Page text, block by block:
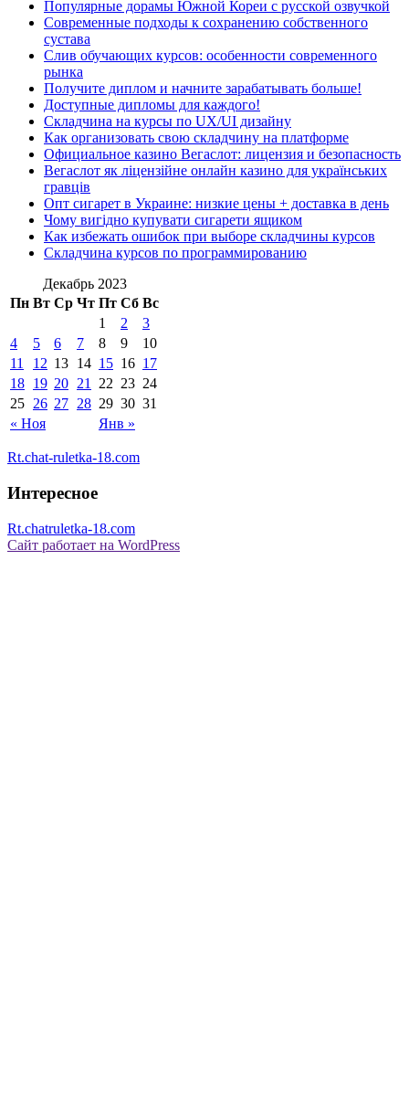
Популярные дорамы Южной Кореи с русской озвучкой
Современные подходы к сохранению собственного
сустава
Слив обучающих курсов: особенности современного
рынка
Получите диплом и начните зарабатывать больше!
Доступные дипломы для каждого!
Складчина на курсы по UX/UI дизайну
Как организовать свою складчину на платформе
Официальное казино Вегаслот: лицензия и безопасность
Вегаслот як ліцензійне онлайн казино для українських
гравців
Опт сигарет в Украине: низкие цены + доставка в день
Чому вигідно купувати сигарети ящиком
Как избежать ошибок при выборе складчины курсов
Складчина курсов по программированию
Декабрь 2023
Пн Вт Ср Чт Пт Сб Вс
« Ноя Янв »
1 2
3
4
5 6 7 8 9
10
11
12 13 14 15 16 17
18 19 20 21 22 23 24
25 26 27 28 29 30 31
Rt.chat-ruletka-18.com
Интересное
Rt.chatruletka-18.com
Сайт работает на WordPress